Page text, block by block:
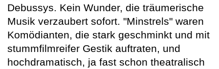
Debussys. Kein Wunder, die träumerische
Musik verzaubert sofort. "Minstrels" waren
Komödianten, die stark geschminkt und mit
stummfilmreifer Gestik auftraten, und
hochdramatisch, ja fast schon theatralisch